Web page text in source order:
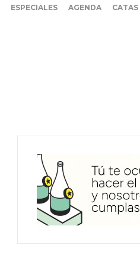
ESPECIALES AGENDA